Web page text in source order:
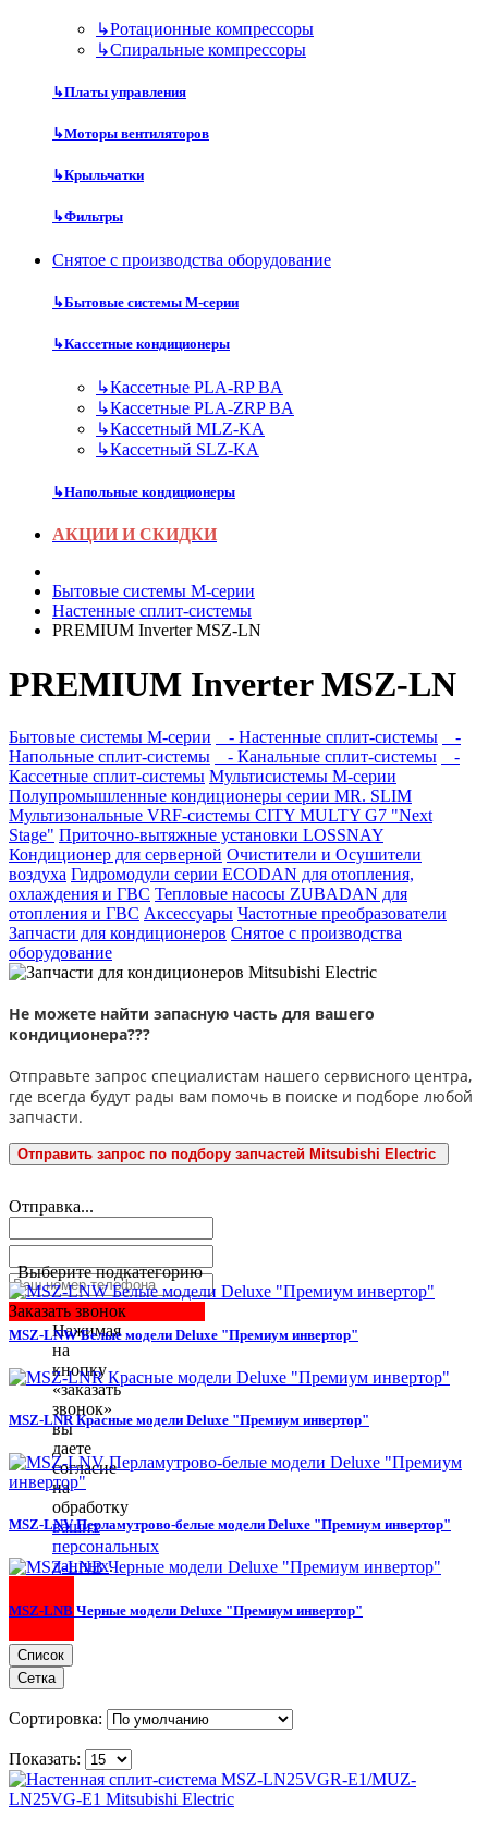
↳Ротационные компрессоры
↳Спиральные компрессоры
↳Платы управления
↳Моторы вентиляторов
↳Крыльчатки
↳Фильтры
Снятое с производства оборудование
↳Бытовые системы M-серии
↳Кассетные кондиционеры
↳Кассетные PLA-RP BA
↳Кассетные PLA-ZRP BA
↳Кассетный MLZ-KA
↳Кассетный SLZ-KA
↳Напольные кондиционеры
АКЦИИ И СКИДКИ
Бытовые системы M-серии
Настенные сплит-системы
PREMIUM Inverter MSZ-LN
PREMIUM Inverter MSZ-LN
Бытовые системы M-серии - Настенные сплит-системы
-
Напольные сплит-системы
- Канальные сплит-системы
-
Кассетные сплит-системы Мультисистемы M-серии
Полупромышленные кондиционеры серии MR. SLIM
Мультизональные VRF-системы CITY MULTY G7 "Next
Stage" Приточно-вытяжные установки LOSSNAY
Кондиционер для серверной Очистители и Осушители
воздуха Гидромодули серии ECODAN для отопления,
охлаждения и ГВС Тепловые насосы ZUBADAN для
отопления и ГВС Аксесcуары Частотные преобразователи
Запчасти для кондиционеров Снятое с производства
оборудование
Не можете найти запасную часть для вашего
кондиционера???
Отправьте запрос специалистам нашего сервисного центра,
где всегда будут рады вам помочь в поиске и подборе любой
запчасти.
Отправить запрос по подбору запчастей Mitsubishi Electric
Отправка...
Заказать звонок
Нажимая
на
кнопку
«заказать
звонок»
вы
даете
согласие
на
обработку
ваших
персональных
данных.
Выберите подкатегорию
MSZ-LNW Белые модели Deluxe "Премиум инвертор"
MSZ-LNR Красные модели Deluxe "Премиум инвертор"
MSZ-LNV Перламутрово-белые модели Deluxe "Премиум инвертор"
MSZ-LNB Черные модели Deluxe "Премиум инвертор"
Список
Сетка
Сортировка:
Показать: